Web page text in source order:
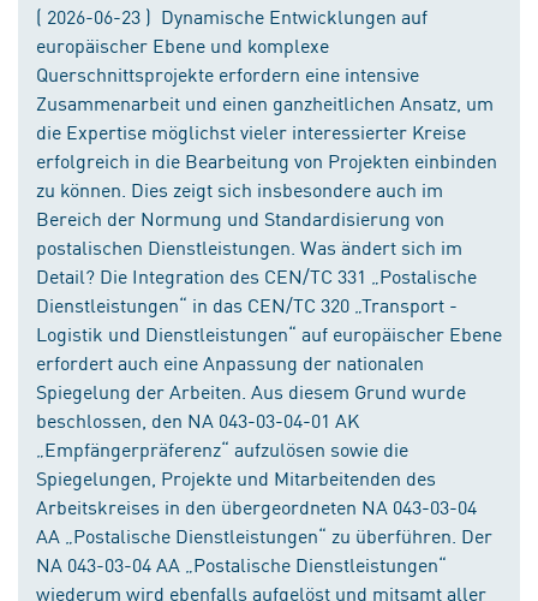
( 2026-06-23 ) Dynamische Entwicklungen auf
europäischer Ebene und komplexe
Querschnittsprojekte erfordern eine intensive
Zusammenarbeit und einen ganzheitlichen Ansatz, um
die Expertise möglichst vieler interessierter Kreise
erfolgreich in die Bearbeitung von Projekten einbinden
zu können. Dies zeigt sich insbesondere auch im
Bereich der Normung und Standardisierung von
postalischen Dienstleistungen. Was ändert sich im
Detail? Die Integration des CEN/TC 331 „Postalische
Dienstleistungen“ in das CEN/TC 320 „Transport -
Logistik und Dienstleistungen“ auf europäischer Ebene
erfordert auch eine Anpassung der nationalen
Spiegelung der Arbeiten. Aus diesem Grund wurde
beschlossen, den NA 043-03-04-01 AK
„Empfängerpräferenz“ aufzulösen sowie die
Spiegelungen, Projekte und Mitarbeitenden des
Arbeitskreises in den übergeordneten NA 043-03-04
AA „Postalische Dienstleistungen“ zu überführen. Der
NA 043-03-04 AA „Postalische Dienstleistungen“
wiederum wird ebenfalls aufgelöst und mitsamt aller